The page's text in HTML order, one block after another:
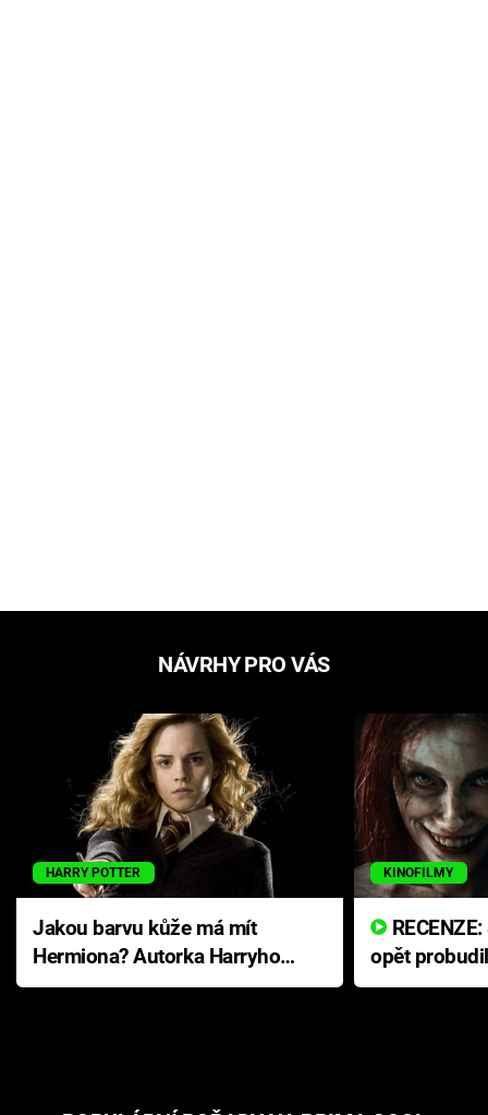
NÁVRHY PRO VÁS
HARRY POTTER
Jakou barvu kůže má mít
Hermiona? Autorka Harryho
Pottera přišla s ráznou
KINOFILMY
opět
přichází s